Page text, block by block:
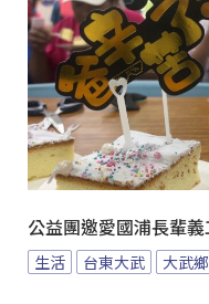
公益團邀愛國浦長輩
生活 台東大武 大武